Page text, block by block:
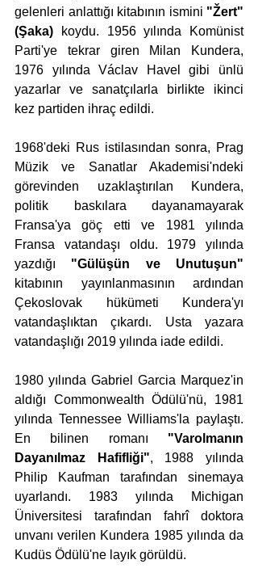
gelenleri anlattığı kitabının ismini "Žert"
(Şaka) koydu. 1956 yılında Komünist
Parti'ye tekrar giren Milan Kundera,
1976 yılında Václav Havel gibi ünlü
yazarlar ve sanatçılarla birlikte ikinci
kez partiden ihraç edildi.
1968'deki Rus istilasından sonra, Prag
Müzik ve Sanatlar Akademisi'ndeki
görevinden uzaklaştırılan Kundera,
politik baskılara dayanamayarak
Fransa'ya göç etti ve 1981 yılında
Fransa vatandaşı oldu. 1979 yılında
yazdığı "Gülüşün ve Unutuşun"
kitabının yayınlanmasının ardından
Çekoslovak hükümeti Kundera'yı
vatandaşlıktan çıkardı. Usta yazara
vatandaşlığı 2019 yılında iade edildi.
1980 yılında Gabriel Garcia Marquez'in
aldığı Commonwealth Ödülü'nü, 1981
yılında Tennessee Williams'la paylaştı.
En bilinen romanı "Varolmanın
Dayanılmaz Hafifliği", 1988 yılında
Philip Kaufman tarafından sinemaya
uyarlandı. 1983 yılında Michigan
Üniversitesi tarafından fahrî doktora
unvanı verilen Kundera 1985 yılında da
Kudüs Ödülü'ne layık görüldü.